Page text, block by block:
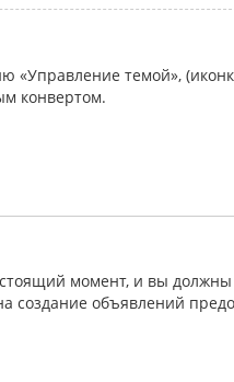
«Управление темой»,
конвертом.
момент, и вы должны
создание объявлений